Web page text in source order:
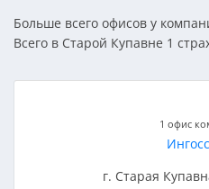
Больше всего офисов у
Всего в Старой Купавне 1
1 офис
г. Старая